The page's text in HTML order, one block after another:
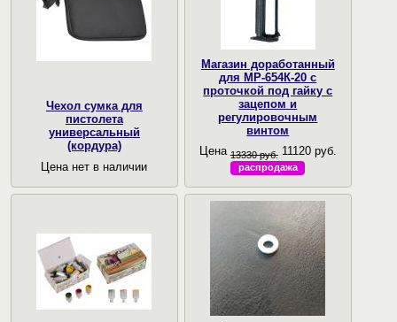
Чехол сумка для
пистолета
универсальный
(кордура)
Цена нет в наличии
Магазин доработанный
для МР-654К-20 с
проточкой под гайку с
зацепом и
регулировочным
винтом
Цена 13330 руб. 11120 руб.
распродажа